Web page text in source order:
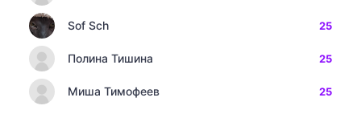
Sof Sch 25
Полина Тишина 25
Миша Тимофеев 25